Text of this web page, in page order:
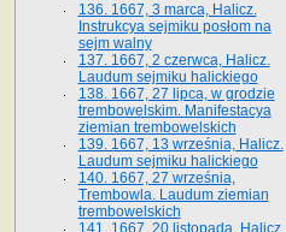
136. 1667, 3 marca, Halicz.
Instrukcya sejmiku posłom na
sejm walny
137. 1667, 2 czerwca, Halicz.
Laudum sejmiku halickiego
138. 1667, 27 lipca, w grodzie
trembowelskim. Manifestacya
ziemian trembowelskich
139. 1667, 13 września, Halicz.
Laudum sejmiku halickiego
140. 1667, 27 września,
Trembowla. Laudum ziemian
trembowelskich
141. 1667, 20 listopada, Halicz.